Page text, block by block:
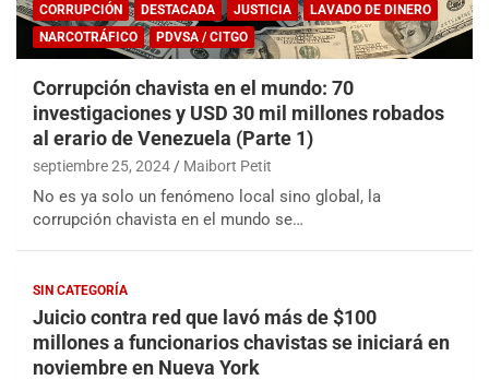
CORRUPCIÓN DESTACADA JUSTICIA
LAVADO DE DINERO
NARCOTRÁFICO
PDVSA / CITGO
Corrupción chavista en el mundo: 70
investigaciones y USD 30 mil millones robados
al erario de Venezuela (Parte 1)
septiembre 25, 2024 Maibort Petit
No es ya solo un fenómeno local sino global, la
corrupción chavista en el mundo se…
SIN CATEGORÍA
Juicio contra red que lavó más de $100
millones a funcionarios chavistas se iniciará en
noviembre en Nueva York